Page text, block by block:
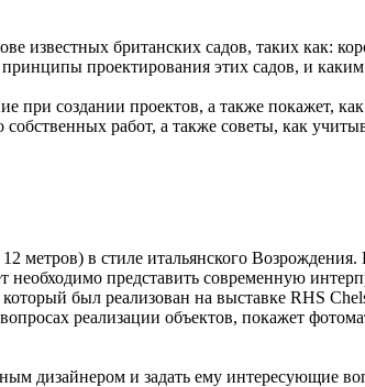
известных британских садов, таких как:
проектирования этих садов, и
при создании проектов, а также покажет,
работ, а также советы, как
метров) в стиле итальянского
представить современную
был реализован на выставке RHS
реализации объектов, покажет
дизайнером и задать ему интересующие